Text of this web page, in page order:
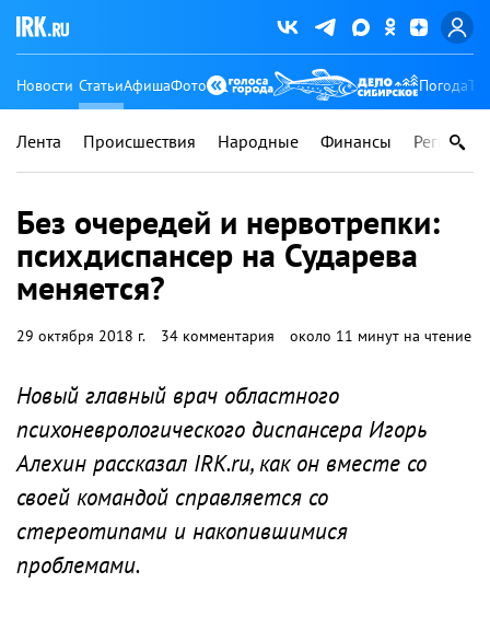
Новости СтатьиАфишаФото Погода
Лента Происшествия Народные Финансы Регионы
Без очередей и нервотрепки:
психдиспансер на Сударева
меняется?
29 октября 2018 г. 34 комментария около 11 минут на чтение
Новый главный врач областного
психоневрологического диспансера Игорь
Алехин рассказал IRK.ru, как он вместе со
своей командой справляется со
стереотипами и накопившимися
проблемами.